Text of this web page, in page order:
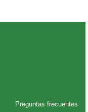
Preguntas frecuentes